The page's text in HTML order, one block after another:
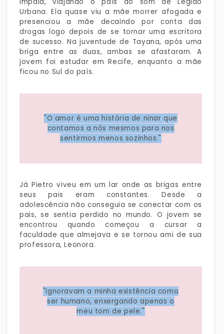
Urbana. Ela quase viu a mãe morrer afogada e
presenciou a mãe decaindo por conta das
drogas logo depois de se tornar uma escritora
de sucesso. Na juventude de Tayana, após uma
briga entre as duas, ambas se afastaram. A
jovem foi estudar em Recife, enquanto a mãe
ficou no Sul do país.
"O amor é uma história de ninar que
contamos a nós mesmos para nos
sentirmos menos sozinhos."
Já Pietro viveu em um lar onde as brigas entre
seus pais eram constantes. Desde a
adolescência não conseguia se conectar com os
pais, se sentia perdido no mundo. O jovem se
encontrou quando começou a cursar a
faculdade que almejava e se tornou ami de sua
professora, Leonora.
"Ignoravam a minha existência como
ser humano, enxergando apenas o
meu tom de pele."